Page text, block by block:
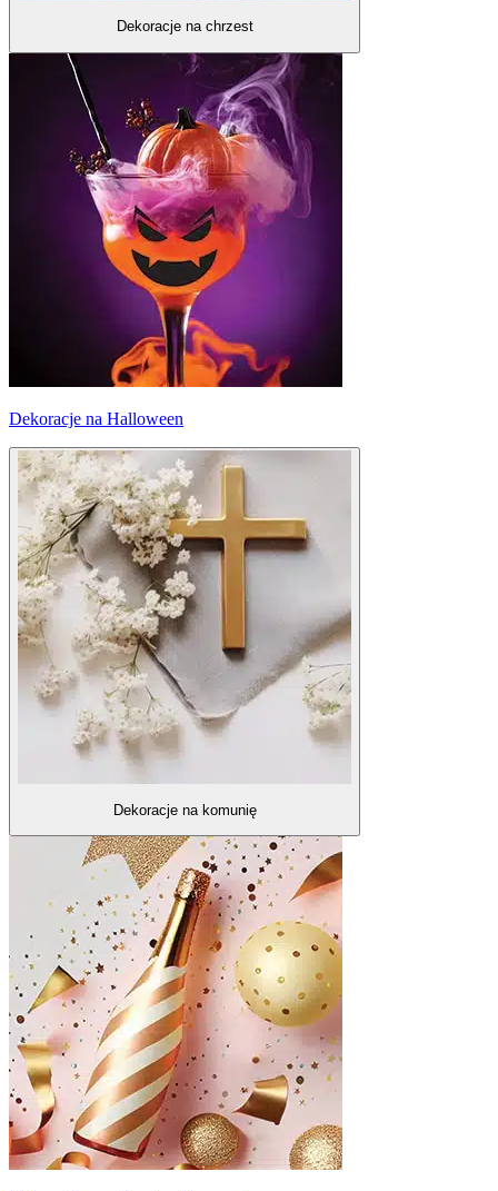
Dekoracje na chrzest
Dekoracje na Halloween
Dekoracje na komunię